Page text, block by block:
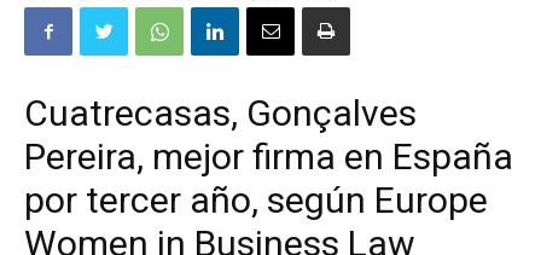
Cuatrecasas, Gonçalves
Pereira, mejor firma en España
por tercer año, según Europe
Women in Business Law